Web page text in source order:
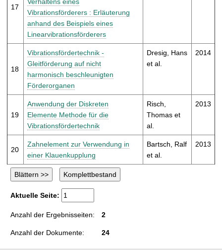
17
Vibrationsförderers : Erläuterung
anhand des Beispiels eines
Linearvibrationsförderers
18
Vibrationsfördertechnik -
Gleitförderung auf nicht
harmonisch beschleunigten
Förderorganen
Dresig, Hans
et al.
2014
19
Anwendung der Diskreten
Elemente Methode für die
Vibrationsfördertechnik
Risch,
Thomas et
al.
2013
20
Zahnelement zur Verwendung in
einer Klauenkupplung
Bartsch, Ralf
et al.
2013
Aktuelle Seite:
Anzahl der Ergebnisseiten: 2
Anzahl der Dokumente: 24